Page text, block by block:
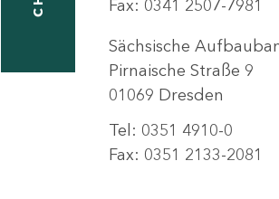
Fax: 0341 2507-7981
Sächsische
Pirnaische Straße 9
01069 Dresden
Tel: 0351 4910-0
Fax: 0351 2133-2081